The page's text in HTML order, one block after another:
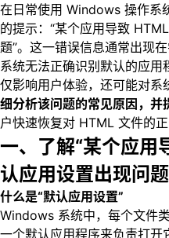
在日常使用 Windows 操作系
的提示：“某个应用导致
题”。这一错误信息通常出现
系统无法正确识别默认的应
仅影响用户体验，还可能对
细分析该问题的常见原因，并
户快速恢复对 HTML 文件的正
一、了解“某个应用
认应用设置出现问
什么是“默认应用设置”
Windows 系统中，每个文件
一个默认应用程序来负责打